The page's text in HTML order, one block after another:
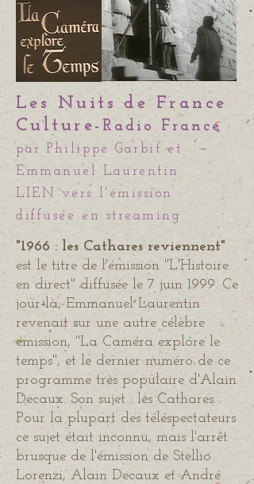
Les Nuits de France
Culture- Radio France
parPhilippe Garbit et
Emmanuel Laurentin
LIEN vers l'émission
diffusée en streaming
"1966 : les Cathares reviennent"
est le titre de l'émission "L'Histoire
en direct" diffusée le 7 juin 1999. Ce
jour-là, Emmanuel Laurentin
revenait sur une autre célèbre
émission, "La Caméra explore le
temps", et le dernier numéro de ce
programme très populaire d'Alain
Decaux. Son sujet : les Cathares.
Pour la plupart des téléspectateurs
ce sujet était inconnu, mais l'arrêt
brusque de l'émission de Stellio
Lorenzi, Alain Decaux et André